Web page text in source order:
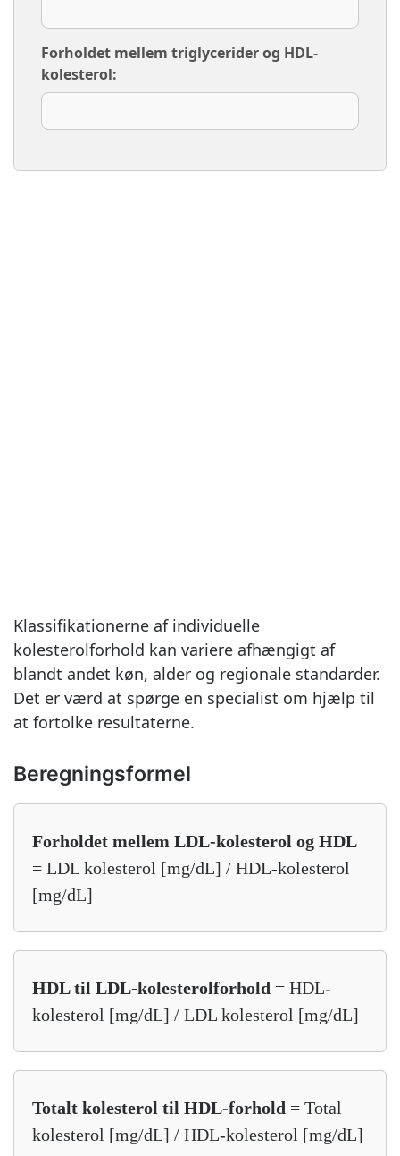
Forholdet mellem triglycerider og HDL-
kolesterol:
Klassifikationerne af individuelle
kolesterolforhold kan variere afhængigt af
blandt andet køn, alder og regionale standarder.
Det er værd at spørge en specialist om hjælp til
at fortolke resultaterne.
Beregningsformel
Forholdet mellem LDL-kolesterol og HDL
= LDL kolesterol [mg/dL] / HDL-kolesterol
[mg/dL]
HDL til LDL-kolesterolforhold = HDL-
kolesterol [mg/dL] / LDL kolesterol [mg/dL]
Totalt kolesterol til HDL-forhold = Total
kolesterol [mg/dL] / HDL-kolesterol [mg/dL]